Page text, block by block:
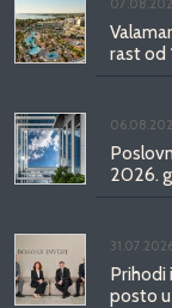
rast od
2026.
Prihodi
posto